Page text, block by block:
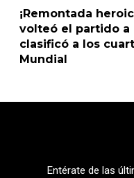
¡Remontada
volteó el partido a
clasificó a los
Mundial
Entérate de las